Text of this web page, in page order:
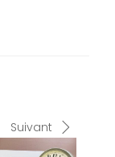
Suivant